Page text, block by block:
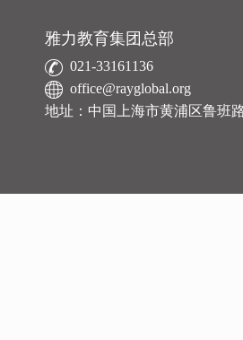
雅力教育集团总部
021-33161136
office@rayglobal.org
地址：中国上海市黄浦区鲁班